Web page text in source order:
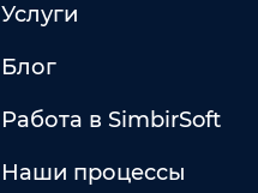
Услуги
Блог
Работа в SimbirSoft
Наши процессы